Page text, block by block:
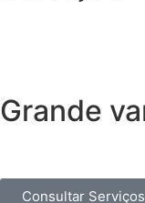
Grande
Consultar Serviços